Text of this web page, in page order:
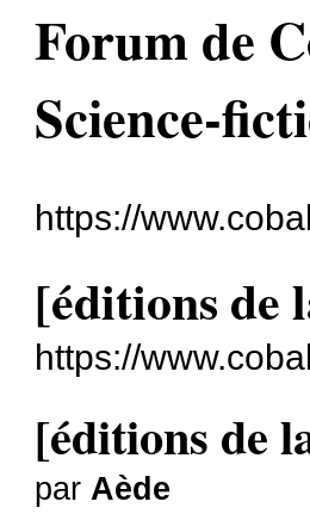
Forum de
Science-
https://
[éditions de
https://
[éditions de
par Aède